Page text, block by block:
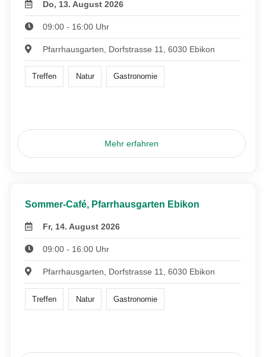
Do, 13. August 2026
09:00 - 16:00 Uhr
Pfarrhausgarten, Dorfstrasse 11, 6030 Ebikon
Treffen Natur Gastronomie
Mehr erfahren
Sommer-Café, Pfarrhausgarten Ebikon
Fr, 14. August 2026
09:00 - 16:00 Uhr
Pfarrhausgarten, Dorfstrasse 11, 6030 Ebikon
Treffen Natur Gastronomie